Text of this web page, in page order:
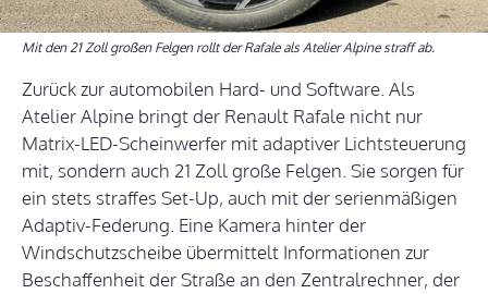
Mit den 21 Zoll großen Felgen rollt der Rafale als Atelier Alpine straff ab.
Zurück zur automobilen Hard- und Software. Als
Atelier Alpine bringt der Renault Rafale nicht nur
Matrix-LED-Scheinwerfer mit adaptiver Lichtsteuerung
mit, sondern auch 21 Zoll große Felgen. Sie sorgen für
ein stets straffes Set-Up, auch mit der serienmäßigen
Adaptiv-Federung. Eine Kamera hinter der
Windschutzscheibe übermittelt Informationen zur
Beschaffenheit der Straße an den Zentralrechner, der